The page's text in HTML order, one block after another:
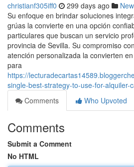
christianf305iff0 299 days ago
Su enfoque en brindar soluciones
grúas la convierte en una opción
particulares que buscan un servicio
provincia de Sevilla. Su compromiso
atención personalizada la convierten
para
https://
single-best-strategy-to-use-for-alquiler-
Comments
Who Upvoted
Comments
Submit a Comment
No HTML